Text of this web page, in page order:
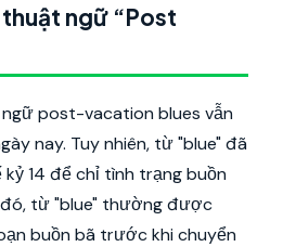
ngữ “Post
post-vacation blues vẫn
nay. Tuy nhiên, từ "blue" đã
14 để chỉ tình trạng buồn
từ "blue" thường được
buồn bã trước khi chuyển